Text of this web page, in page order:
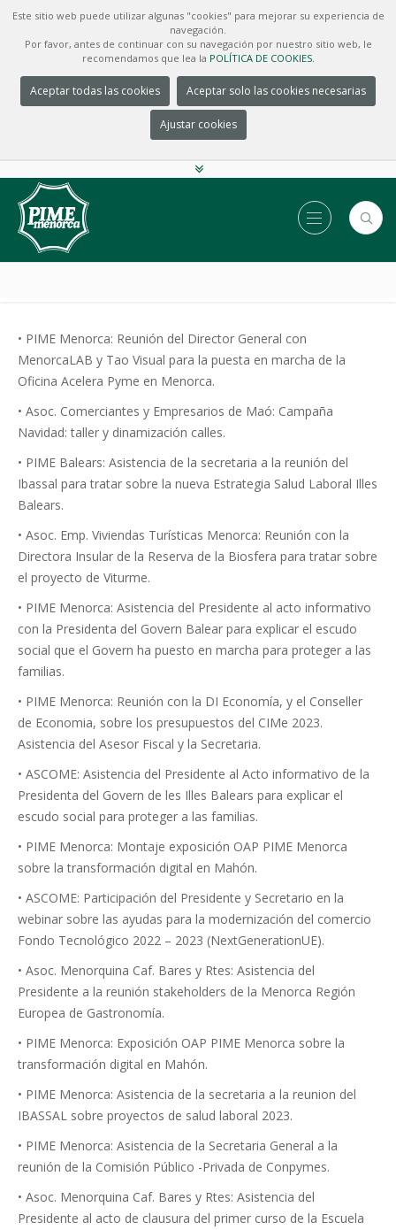
Este sitio web puede utilizar algunas "cookies" para mejorar su experiencia de
navegación.
Por favor, antes de continuar con su navegación por nuestro sitio web, le
recomendamos que lea la POLÍTICA DE COOKIES.
Aceptar todas las cookies Aceptar solo las cookies necesarias
Ajustar cookies
• PIME Menorca: Reunión del Director General con
MenorcaLAB y Tao Visual para la puesta en marcha de la
Oficina Acelera Pyme en Menorca.
• Asoc. Comerciantes y Empresarios de Maó: Campaña
Navidad: taller y dinamización calles.
• PIME Balears: Asistencia de la secretaria a la reunión del
Ibassal para tratar sobre la nueva Estrategia Salud Laboral Illes
Balears.
• Asoc. Emp. Viviendas Turísticas Menorca: Reunión con la
Directora Insular de la Reserva de la Biosfera para tratar sobre
el proyecto de Viturme.
• PIME Menorca: Asistencia del Presidente al acto informativo
con la Presidenta del Govern Balear para explicar el escudo
social que el Govern ha puesto en marcha para proteger a las
familias.
• PIME Menorca: Reunión con la DI Economía, y el Conseller
de Economia, sobre los presupuestos del CIMe 2023.
Asistencia del Asesor Fiscal y la Secretaria.
• ASCOME: Asistencia del Presidente al Acto informativo de la
Presidenta del Govern de les Illes Balears para explicar el
escudo social para proteger a las familias.
• PIME Menorca: Montaje exposición OAP PIME Menorca
sobre la transformación digital en Mahón.
• ASCOME: Participación del Presidente y Secretario en la
webinar sobre las ayudas para la modernización del comercio
Fondo Tecnológico 2022 – 2023 (NextGenerationUE).
• Asoc. Menorquina Caf. Bares y Rtes: Asistencia del
Presidente a la reunión stakeholders de la Menorca Región
Europea de Gastronomía.
• PIME Menorca: Exposición OAP PIME Menorca sobre la
transformación digital en Mahón.
• PIME Menorca: Asistencia de la secretaria a la reunion del
IBASSAL sobre proyectos de salud laboral 2023.
• PIME Menorca: Asistencia de la Secretaria General a la
reunión de la Comisión Público -Privada de Conpymes.
• Asoc. Menorquina Caf. Bares y Rtes: Asistencia del
Presidente al acto de clausura del primer curso de la Escuela